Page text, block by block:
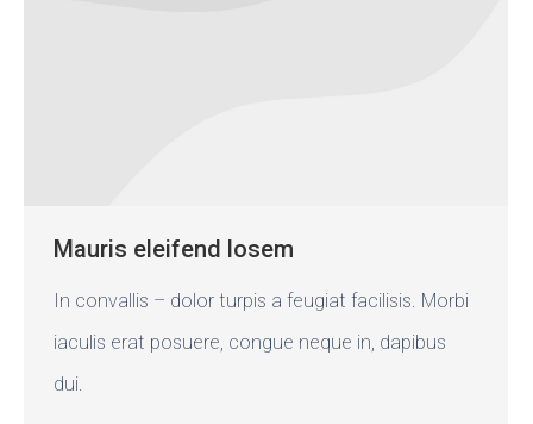
Mauris eleifend losem
In convallis – dolor turpis a feugiat facilisis. Morbi
iaculis erat posuere, congue neque in, dapibus
dui.